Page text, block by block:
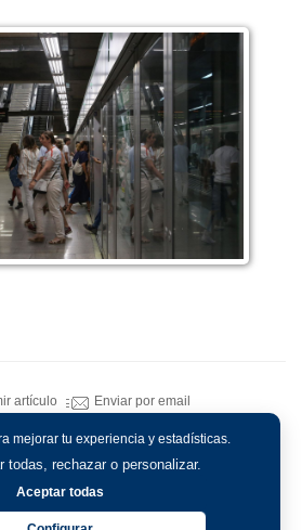
mejorar tu experiencia y estadísticas.
todas, rechazar o personalizar.
Aceptar todas
artículo Enviar por email